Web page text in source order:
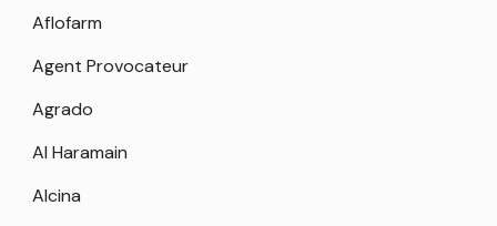
Aflofarm
Agent Provocateur
Agrado
Al Haramain
Alcina